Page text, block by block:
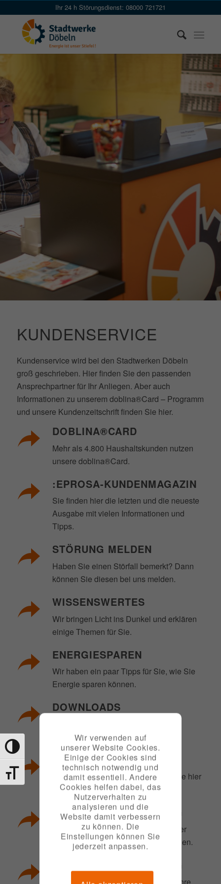
to
Content
Toggle High Contrast
Toggle Font size
Ihr 24 h Störungsdienst: 08000 721721
KUNDENSERVICE
Kundenservice wird bei den Stadtwerken Döbeln
groß geschrieben. Hier finden Sie den passenden
Ansprechpartner für Ihr Anliegen. Aber auch
Informationen zu unserem doblina®Card – Programm
und unsere Kundenzeitschrift finden Sie hier.
DOBLINA®CARD
Mehr als 4.800 Haushaltskunden nutzen
unsere doblina®Card.
:EPROSA-KUNDENMAGAZIN
Sie finden hier die letzten und die neueste
Ausgabe mit vielen Informationen und
Tipps.
STÖRUNG MELDEN
Haben Sie einen Störfall bemerkt? Dann
können Sie diesen bei uns melden.
WISSENSWERTES
Wir bringen Licht ins Dunkel und erklären
einige Themen für Sie.
ENERGIESPAREN
Wir haben ein paar Tipps für Sie, wie Sie
Energie sparen können.
DOWNLOADS
unserem Downloadangebot.
SCHACHTSCHEINE
Benötigte Schachtscheine können Sie hier
beantragen.
GUTHABENAUSZAHLUNG
Sie haben ein Guthaben bei uns? Hier
können Sie die Auszahlung beantragen.
Hat sich bei Ihnen etwas geändert? Ihre
Wir verwenden auf
unserer Website Cookies.
Einige der Cookies sind
technisch notwendig und
damit essentiell. Andere
Cookies helfen dabei, das
Nutzerverhalten zu
analysieren und die
Website damit verbessern
zu können. Die
Einstellungen können Sie
jederzeit anpassen.